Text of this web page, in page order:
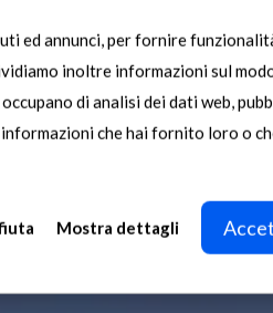
ed annunci, per fornire
inoltre informazioni sul
di analisi dei dati web,
che hai fornito loro o
Mostra dettagli